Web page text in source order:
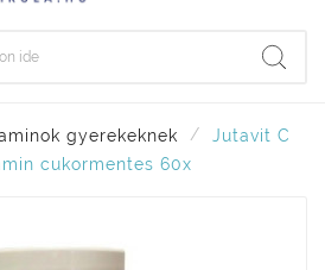
gyerekeknek
Jutavit C
cukormentes 60x